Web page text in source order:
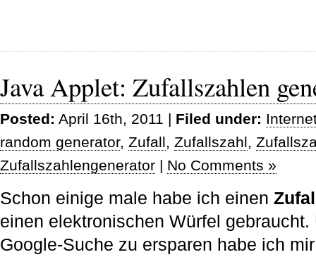
Java Applet: Zufallszahlen
Posted: April 16th, 2011 | Filed under:
random generator, Zufall, Zufallszahl,
Zufallszahlengenerator | No Comments »
Schon einige male habe ich einen
einen elektronischen Würfel
Google-Suche zu ersparen habe ich